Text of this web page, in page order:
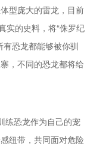
型庞大的雷龙，目前
实的史料，将“侏罗纪
有恐龙都能够被你驯
，不同的恐龙都将给
练恐龙作为自己的宠
纽带，共同面对危险